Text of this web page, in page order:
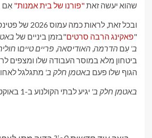
שהוא יעשה זאת"פורנו של בית אמנות" אִם
ובכל זאת, לראות כמה
"פאקינג הרבה סרטים"בזמן ביניים של
ב' עִם הדרמה, האודיסאה, פריים טייםו
ביטחון מלא במוסר העבודה שלו ומצפים
הגוף שלו פעם באטמן חלק ב' מתגלגל
באטמן חלק ב' יגיע לבתי הקולנוע ב-1 באוקטובר 2027.